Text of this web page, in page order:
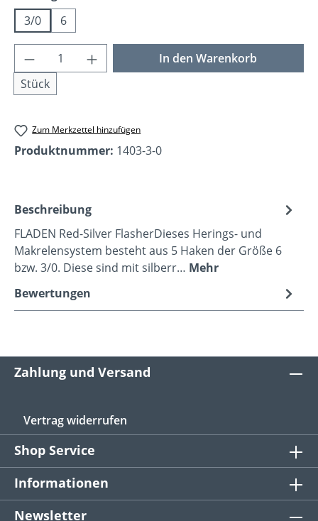
3/0
6
Produkt Anzahl: Gib den gewünschten
Stück
In den Warenkorb
Zum Merkzettel hinzufügen
Produktnummer: 1403-3-0
Beschreibung
FLADEN Red-Silver FlasherDieses Herings- und
Makrelensystem besteht aus 5 Haken der Größe 6
bzw. 3/0. Diese sind mit silberr… Mehr
Bewertungen
Zahlung und Versand
Vertrag widerrufen
Shop Service
Informationen
Newsletter